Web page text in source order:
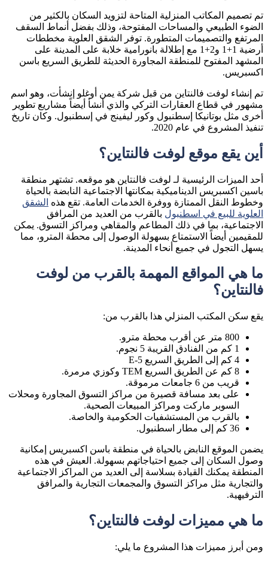
تم تصميم المكاتب المنزلية المتاحة لتزويد السكان بالكثير من
الضوء الطبيعي والمساحات المفتوحة، وذلك بفضل أنماط السقف
المرتفع والتصميمات المتطورة. توفر الشقق العلوية مخططات
أرضية 1+1 و2+1 مع إطلالة بانورامية خلابة على المدينة على
المشهد المفتوح للمنطقة المجاورة الحديثة للطريق السريع باسن
اكسبريس.
تم إنشاء لوفت فالنتاين من قبل شركة يمن أوغلو إنشأت، وهو اسم
مشهور في قطاع العقارات التركي والذي أنشأ أيضاً مشاريع تطوير
أخرى مثل بوتانيكا إسطنبول وكور ليفينج في إسطنبول. وكان تاريخ
تنفيذ المشروع في عام 2020.
أين يقع موقع لوفت فالنتاين؟
أحد الميزات الرئيسية لـ لوفت فالنتاين هو موقعه. تشتهر منطقة
باسين اكسبريس الديناميكية بمكانتها الاجتماعية النابضة بالحياة
وخطوط النقل الممتازة ووفرة الخدمات العامة. تقع هذه الشقق
العلوية للبيع في اسطنبول بالقرب من العديد من المرافق
الاجتماعية، بما في ذلك المطاعم والمقاهي ومراكز التسوق. يمكن
للمقيمين أيضاً الاستمتاع بسهولة الوصول إلى محطة المترو، مما
يسهل التجول في جميع أنحاء المدينة.
ما هي المواقع المهمة بالقرب من لوفت
فالنتاين؟
يقع سكن المكتب المنزلي هذا بالقرب من:
800 متر عن أقرب محطة مترو.
1 كم من الفنادق القريبة 5 نجوم.
4 كم إلى الطريق السريع E-5
8 كم عن الطريق السريع TEM وكوزي مرمرة.
قريب من 6 جامعات مرموقة.
على بعد مسافة قصيرة من مراكز التسوق المجاورة ومحلات
السوبر ماركت ومراكز المبيعات الصحية.
بالقرب من المستشفيات الحكومية والخاصة.
36 كم إلى مطار اسطنبول.
يضمن الموقع النابض بالحياة في منطقة باسن اكسبريس إمكانية
وصول السكان إلى جميع احتياجاتهم بسهولة. العيش في هذه
المنطقة يمكنك القيادة بسلاسة إلى العديد من المراكز الاجتماعية
والتجارية مثل مراكز التسوق والمجمعات التجارية والمرافق
الترفيهية.
ما هي مميزات لوفت فالنتاين؟
ومن أبرز مميزات هذا المشروع ما يلي: